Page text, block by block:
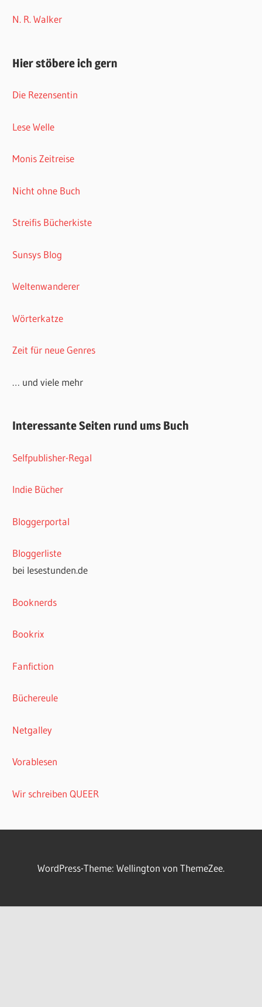
N. R. Walker
Hier stöbere ich gern
Die Rezensentin
Lese Welle
Monis Zeitreise
Nicht ohne Buch
Streifis Bücherkiste
Sunsys Blog
Weltenwanderer
Wörterkatze
Zeit für neue Genres
… und viele mehr
Interessante Seiten rund ums Buch
Selfpublisher-Regal
Indie Bücher
Bloggerportal
Bloggerliste
bei lesestunden.de
Booknerds
Bookrix
Fanfiction
Büchereule
Netgalley
Vorablesen
Wir schreiben QUEER
WordPress-Theme: Wellington von ThemeZee.